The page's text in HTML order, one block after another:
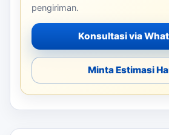
pengiriman.
Konsultasi via
Minta Estimasi